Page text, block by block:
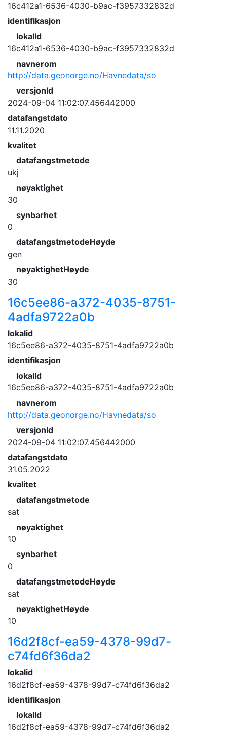
16c412a1-6536-4030-b9ac-f3957332832d
identifikasjon
lokalId
16c412a1-6536-4030-b9ac-f3957332832d
navnerom
http://data.geonorge.no/Havnedata/so
versjonId
2024-09-04 11:02:07.456442000
datafangstdato
11.11.2020
kvalitet
datafangstmetode
ukj
nøyaktighet
30
synbarhet
0
datafangstmetodeHøyde
gen
nøyaktighetHøyde
30
16c5ee86-a372-4035-8751-
4adfa9722a0b
lokalid
16c5ee86-a372-4035-8751-4adfa9722a0b
identifikasjon
lokalId
16c5ee86-a372-4035-8751-4adfa9722a0b
navnerom
http://data.geonorge.no/Havnedata/so
versjonId
2024-09-04 11:02:07.456442000
datafangstdato
31.05.2022
kvalitet
datafangstmetode
sat
nøyaktighet
10
synbarhet
0
datafangstmetodeHøyde
sat
nøyaktighetHøyde
10
16d2f8cf-ea59-4378-99d7-
c74fd6f36da2
lokalid
16d2f8cf-ea59-4378-99d7-c74fd6f36da2
identifikasjon
lokalId
16d2f8cf-ea59-4378-99d7-c74fd6f36da2